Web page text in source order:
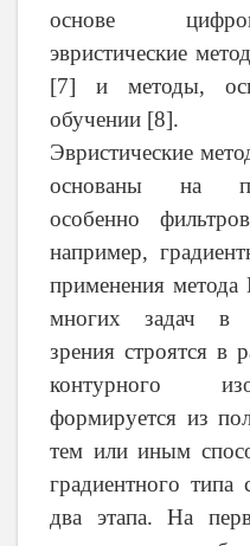
основе
эвристические
[7] и методы,
обучении [8].
Эвристические
основаны на
особенно
например,
применения
многих задач в
зрения строятся в
контурного
формируется из
тем или иным
градиентного типа
два этапа. На